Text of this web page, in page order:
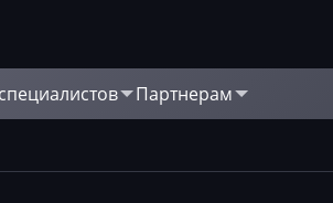
Партнерам